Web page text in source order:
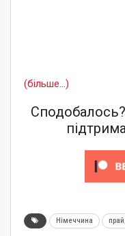
(більше…)
Німеччина